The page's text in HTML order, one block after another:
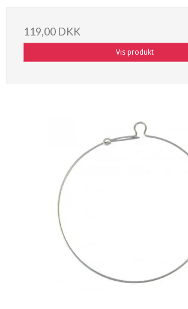
119,00 DKK
Vis produkt